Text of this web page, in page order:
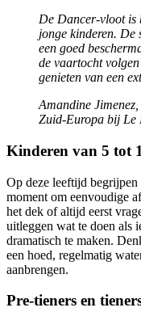
De Dancer-vloot is
jonge kinderen. De
een goed
de vaartocht
genieten van een
Amandine
Zuid-Europa bij Le
Kinderen van 5 tot
Op deze leeftijd
moment om eenvoudige
het dek of altijd eerst
uitleggen wat te doen als
dramatisch te maken.
een hoed, regelmatig
aanbrengen.
Pre-tieners en